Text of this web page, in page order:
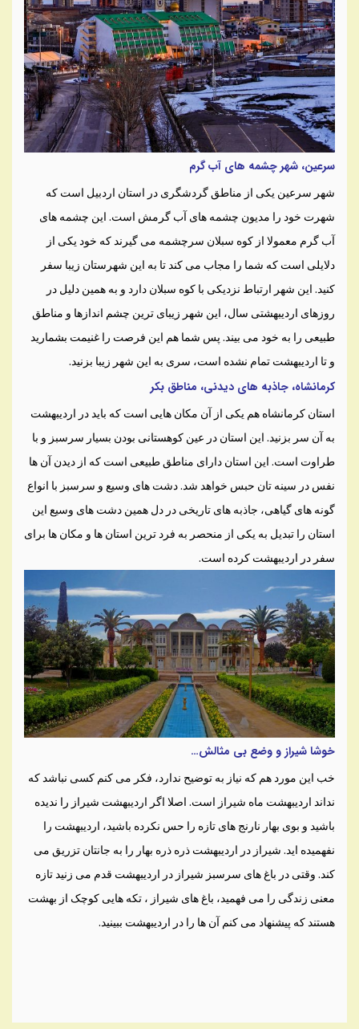
سرعین، شهر چشمه های آب گرم
شهر سرعین یکی از مناطق گردشگری در استان اردبیل است که
شهرت خود را مدیون چشمه های آب گرمش است. این چشمه های
آب گرم معمولا از کوه سبلان سرچشمه می گیرند که خود یکی از
دلایلی است که شما را مجاب می کند تا به این شهرستان زیبا سفر
کنید. این شهر ارتباط نزدیکی با کوه سبلان دارد و به همین دلیل در
روزهای اردیبهشتی سال، این شهر زیبای ترین چشم اندازها و مناطق
طبیعی را به خود می بیند. پس شما هم این فرصت را غنیمت بشمارید
و تا اردیبهشت تمام نشده است، سری به این شهر زیبا بزنید.
کرمانشاه، جاذبه های دیدنی، مناطق بکر
استان کرمانشاه هم یکی از آن مکان هایی است که باید در اردیبهشت
به آن سر بزنید. این استان در عین کوهستانی بودن بسیار سرسبز و با
طراوت است. این استان دارای مناطق طبیعی است که از دیدن آن ها
نفس در سینه تان حبس خواهد شد. دشت های وسیع و سرسبز با انواع
گونه های گیاهی، جاذبه های تاریخی در دل همین دشت های وسیع این
استان را تبدیل به یکی از منحصر به فرد ترین استان ها و مکان ها برای
سفر در اردیبهشت کرده است.
خوشا شیراز و وضع بی مثالش…
خب این مورد هم که نیاز به توضیح ندارد، فکر می کنم کسی نباشد که
نداند اردیبهشت ماه شیراز است. اصلا اگر اردیبهشت شیراز را ندیده
باشید و بوی بهار نارنج های تازه را حس نکرده باشید، اردیبهشت را
نفهمیده اید. شیراز در اردیبهشت ذره ذره بهار را به جانتان تزریق می
کند. وقتی در باغ های سرسبز شیراز در اردیبهشت قدم می زنید تازه
معنی زندگی را می فهمید، باغ های شیراز ، تکه هایی کوچک از بهشت
هستند که پیشنهاد می کنم آن ها را در اردیبهشت ببینید.